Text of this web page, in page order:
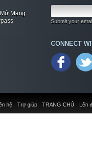
Mạng
Submit your
CONNECT
hệ Trợ giúp TRANG CHỦ Lên